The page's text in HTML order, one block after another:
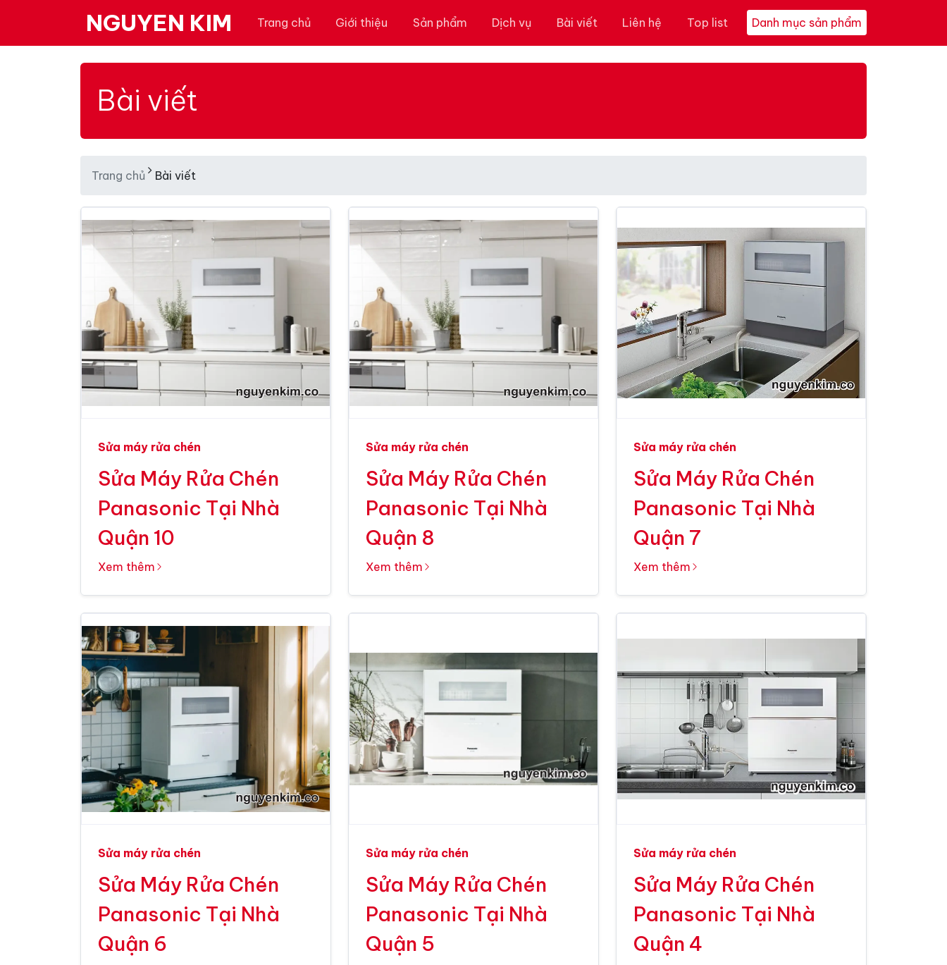
NGUYEN KIM Trang chủ Giới thiệu Sản phẩm Dịch vụ Bài viết Liên hệ Top list Danh mục sản phẩm
Bài viết
Trang chủ Bài viết
Sửa máy rửa chén
Sửa Máy Rửa Chén
Panasonic Tại Nhà
Quận 10
Xem thêm
Sửa máy rửa chén
Sửa Máy Rửa Chén
Panasonic Tại Nhà
Quận 8
Xem thêm
Sửa máy rửa chén
Sửa Máy Rửa Chén
Panasonic Tại Nhà
Quận 7
Xem thêm
Sửa máy rửa chén
Sửa Máy Rửa Chén
Panasonic Tại Nhà
Quận 6
Sửa máy rửa chén
Sửa Máy Rửa Chén
Panasonic Tại Nhà
Quận 5
Sửa máy rửa chén
Sửa Máy Rửa Chén
Panasonic Tại Nhà
Quận 4